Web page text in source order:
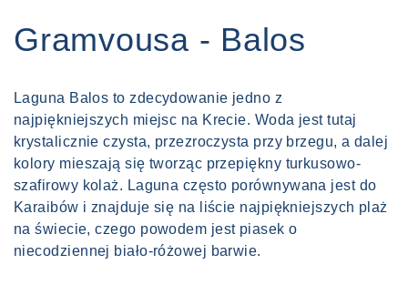
Gramvousa - Balos
Laguna Balos to zdecydowanie jedno z
najpiękniejszych miejsc na Krecie. Woda jest tutaj
krystalicznie czysta, przezroczysta przy brzegu, a dalej
kolory mieszają się tworząc przepiękny turkusowo-
szafirowy kolaż. Laguna często porównywana jest do
Karaibów i znajduje się na liście najpiękniejszych plaż
na świecie, czego powodem jest piasek o
niecodziennej biało-różowej barwie.